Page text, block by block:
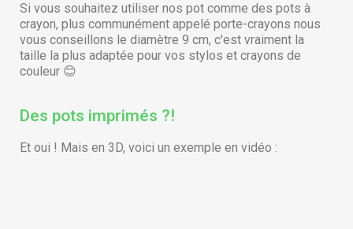
Si vous souhaitez utiliser nos pot comme des pots à
crayon, plus communément appelé porte-crayons nous
vous conseillons le diamètre 9 cm, c'est vraiment la
taille la plus adaptée pour vos stylos et crayons de
couleur 😊
Des pots imprimés ?!
Et oui ! Mais en 3D, voici un exemple en vidéo :